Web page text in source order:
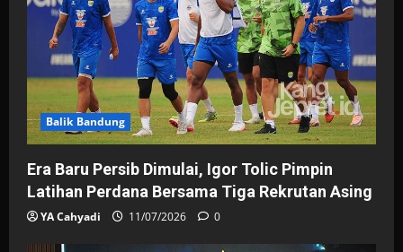
Balik Bandung
Era Baru Persib Dimulai, Igor Tolic Pimpin
Latihan Perdana Bersama Tiga Rekrutan Asing
YA Cahyadi 11/07/2026 0